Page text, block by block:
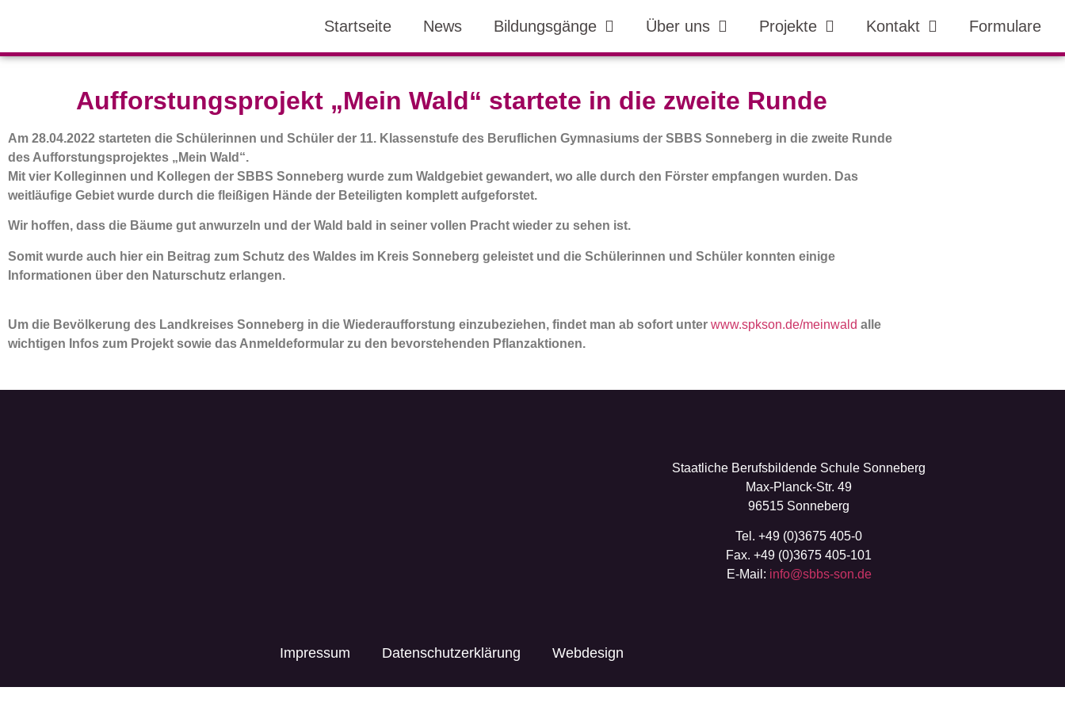
Startseite News Bildungsgänge Über uns Projekte Kontakt Formulare
Aufforstungsprojekt „Mein Wald“ startete in die zweite Runde
Am 28.04.2022 starteten die Schülerinnen und Schüler der 11. Klassenstufe des Beruflichen Gymnasiums der SBBS Sonneberg in die zweite Runde
des Aufforstungsprojektes „Mein Wald“.
Mit vier Kolleginnen und Kollegen der SBBS Sonneberg wurde zum Waldgebiet gewandert, wo alle durch den Förster empfangen wurden. Das
weitläufige Gebiet wurde durch die fleißigen Hände der Beteiligten komplett aufgeforstet.
Wir hoffen, dass die Bäume gut anwurzeln und der Wald bald in seiner vollen Pracht wieder zu sehen ist.
Somit wurde auch hier ein Beitrag zum Schutz des Waldes im Kreis Sonneberg geleistet und die Schülerinnen und Schüler konnten einige
Informationen über den Naturschutz erlangen.
Um die Bevölkerung des Landkreises Sonneberg in die Wiederaufforstung einzubeziehen, findet man ab sofort unter www.spkson.de/meinwald alle
wichtigen Infos zum Projekt sowie das Anmeldeformular zu den bevorstehenden Pflanzaktionen.
Staatliche Berufsbildende Schule Sonneberg
Max-Planck-Str. 49
96515 Sonneberg
Tel. +49 (0)3675 405-0
Fax. +49 (0)3675 405-101
E-Mail: info@sbbs-son.de
Impressum Datenschutzerklärung Webdesign